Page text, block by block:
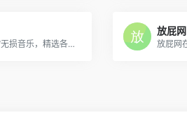
APE、FLAC音乐下载，WAV无损音乐，精选各种汽车车载音乐，高品质无损音乐下载！百度盘分享互联网精品！
放屁网